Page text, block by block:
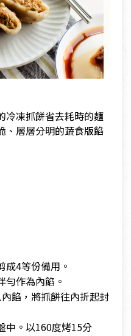
冷凍抓餅省去耗時的麵
、層層分明的蔬食版餡
成4等份備用。
勻作為內餡。
餡，將抓餅往內折起封
中。以160度烤15分